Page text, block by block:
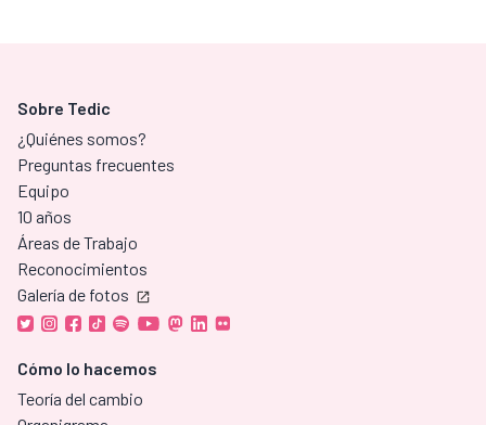
Sobre Tedic
¿Quiénes somos?
Preguntas frecuentes
Equipo
10 años
Áreas de Trabajo
Reconocimientos
Galería de fotos
Cómo lo hacemos
Teoría del cambio